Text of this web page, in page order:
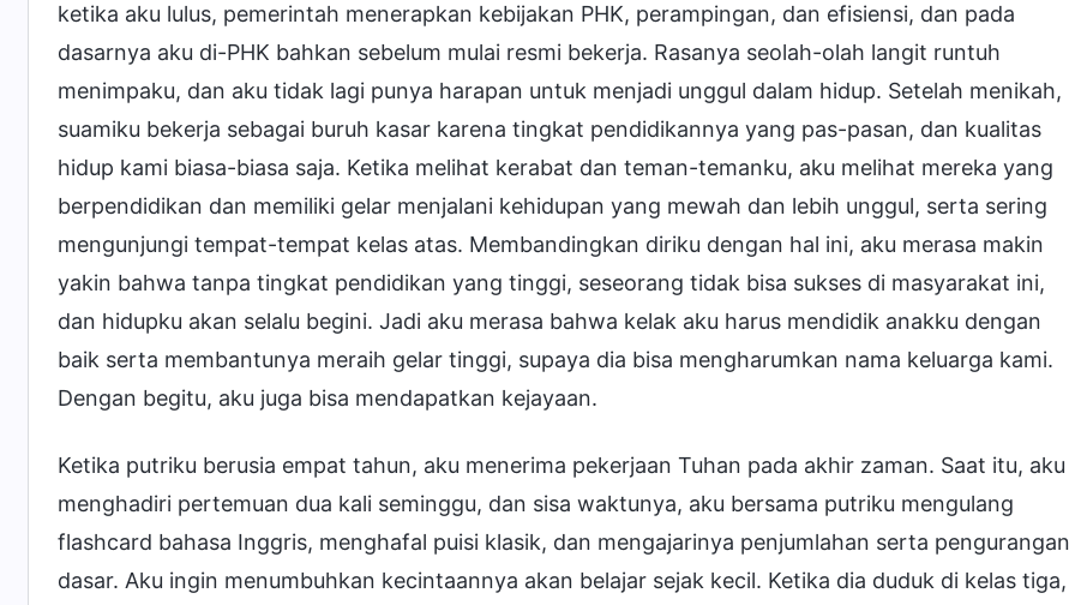
ketika aku lulus, pemerintah menerapkan kebijakan PHK, perampingan, dan efisiensi, dan pada
dasarnya aku di-PHK bahkan sebelum mulai resmi bekerja. Rasanya seolah-olah langit runtuh
menimpaku, dan aku tidak lagi punya harapan untuk menjadi unggul dalam hidup. Setelah menikah,
suamiku bekerja sebagai buruh kasar karena tingkat pendidikannya yang pas-pasan, dan kualitas
hidup kami biasa-biasa saja. Ketika melihat kerabat dan teman-temanku, aku melihat mereka yang
berpendidikan dan memiliki gelar menjalani kehidupan yang mewah dan lebih unggul, serta sering
mengunjungi tempat-tempat kelas atas. Membandingkan diriku dengan hal ini, aku merasa makin
yakin bahwa tanpa tingkat pendidikan yang tinggi, seseorang tidak bisa sukses di masyarakat ini,
dan hidupku akan selalu begini. Jadi aku merasa bahwa kelak aku harus mendidik anakku dengan
baik serta membantunya meraih gelar tinggi, supaya dia bisa mengharumkan nama keluarga kami.
Dengan begitu, aku juga bisa mendapatkan kejayaan.
Ketika putriku berusia empat tahun, aku menerima pekerjaan Tuhan pada akhir zaman. Saat itu, aku
menghadiri pertemuan dua kali seminggu, dan sisa waktunya, aku bersama putriku mengulang
flashcard bahasa Inggris, menghafal puisi klasik, dan mengajarinya penjumlahan serta pengurangan
dasar. Aku ingin menumbuhkan kecintaannya akan belajar sejak kecil. Ketika dia duduk di kelas tiga,